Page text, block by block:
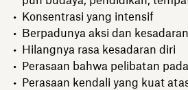
Konsentrasi yang intensif
Berpadunya aksi dan kesadaran
Hilangnya rasa kesadaran diri
Perasaan bahwa pelibatan
Perasaan kendali yang kuat